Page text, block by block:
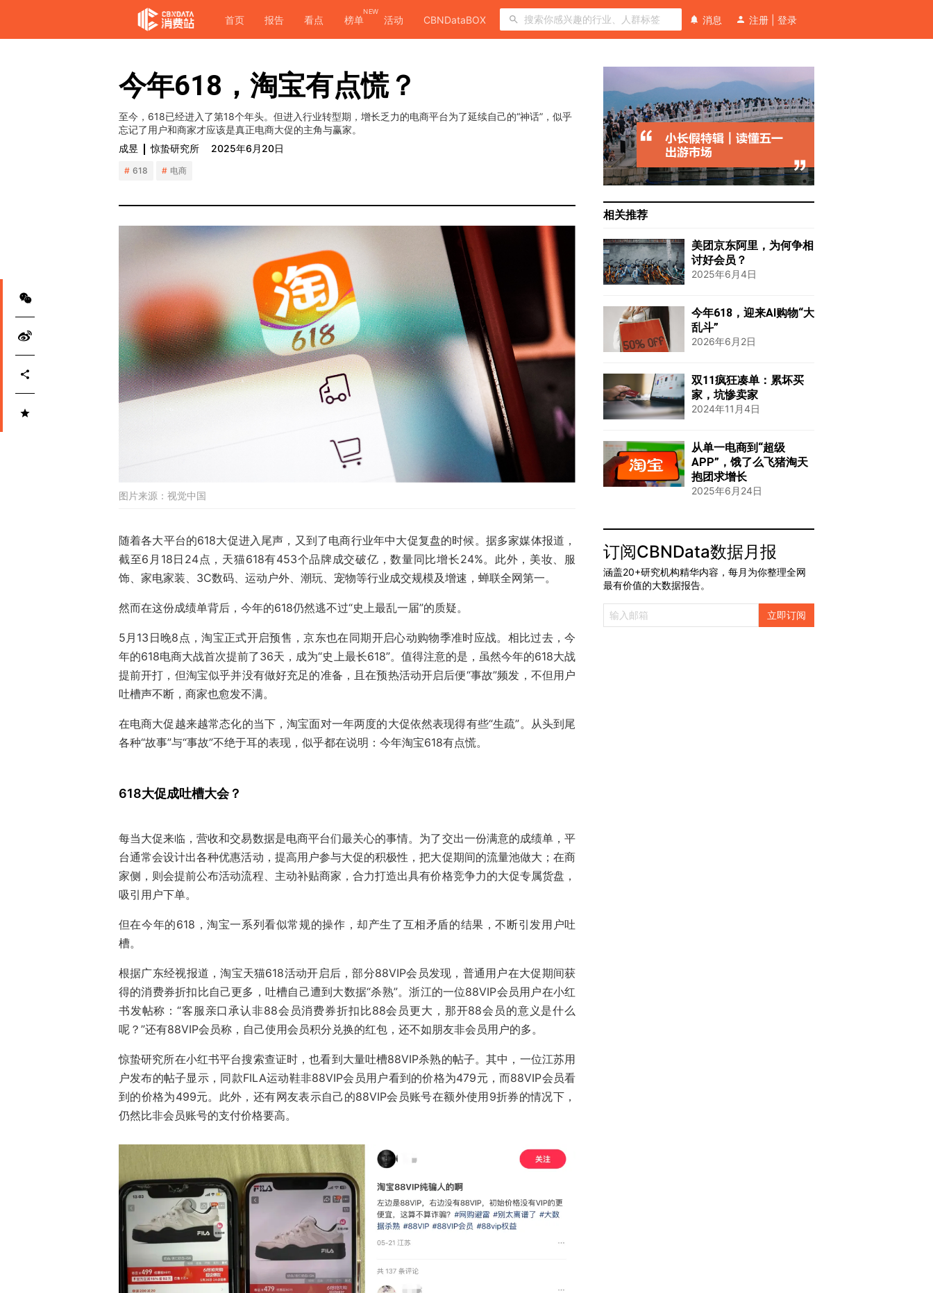
首页 报告 看点 榜单
NEW
活动 CBNDataBOX 消息 注册 登录
今年618，淘宝有点慌？
至今，618已经进入了第18个年头。但进入行业转型期，增长乏力的电商平台为了延续自己的“神话”，似乎
忘记了用户和商家才应该是真正电商大促的主角与赢家。
成昱
惊蛰研究所 2025年6月20日
618 电商
图片来源： 视觉中国
随着各大平台的618大促进入尾声，又到了电商行业年中大促复盘的时候。据多家媒体报道，
截至6月18日24点，天猫618有453个品牌成交破亿，数量同比增长24%。此外，美妆、服
饰、家电家装、3C数码、运动户外、潮玩、宠物等行业成交规模及增速，蝉联全网第一。
然而在这份成绩单背后，今年的618仍然逃不过“史上最乱一届”的质疑。
5月13日晚8点，淘宝正式开启预售，京东也在同期开启心动购物季准时应战。相比过去，今
年的618电商大战首次提前了36天，成为“史上最长618”。值得注意的是，虽然今年的618大战
提前开打，但淘宝似乎并没有做好充足的准备，且在预热活动开启后便“事故”频发，不但用户
吐槽声不断，商家也愈发不满。
在电商大促越来越常态化的当下，淘宝面对一年两度的大促依然表现得有些“生疏”。从头到尾
各种“故事”与“事故”不绝于耳的表现，似乎都在说明：今年淘宝618有点慌。
618大促成吐槽大会？
每当大促来临，营收和交易数据是电商平台们最关心的事情。为了交出一份满意的成绩单，平
台通常会设计出各种优惠活动，提高用户参与大促的积极性，把大促期间的流量池做大；在商
家侧，则会提前公布活动流程、主动补贴商家，合力打造出具有价格竞争力的大促专属货盘，
吸引用户下单。
但在今年的618，淘宝一系列看似常规的操作，却产生了互相矛盾的结果，不断引发用户吐
槽。
根据广东经视报道，淘宝天猫618活动开启后，部分88VIP会员发现，普通用户在大促期间获
得的消费券折扣比自己更多，吐槽自己遭到大数据“杀熟”。浙江的一位88VIP会员用户在小红
书发帖称：“客服亲口承认非88会员消费券折扣比88会员更大，那开88会员的意义是什么
呢？”还有88VIP会员称，自己使用会员积分兑换的红包，还不如朋友非会员用户的多。
惊蛰研究所在小红书平台搜索查证时，也看到大量吐槽88VIP杀熟的帖子。其中，一位江苏用
户发布的帖子显示，同款FILA运动鞋非88VIP会员用户看到的价格为479元，而88VIP会员看
到的价格为499元。此外，还有网友表示自己的88VIP会员账号在额外使用9折券的情况下，
仍然比非会员账号的支付价格要高。
相关推荐
美团京东阿里，为何争相
讨好会员？
2025年6月4日
今年618，迎来AI购物“大
乱斗”
2026年6月2日
双11疯狂凑单：累坏买
家，坑惨卖家
2024年11月4日
从单一电商到“超级
APP”，饿了么飞猪淘天
抱团求增长
2025年6月24日
订阅CBNData数据月报
涵盖20+研究机构精华内容，每月为你整理全网
最有价值的大数据报告。
立即订阅